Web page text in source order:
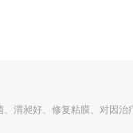
渭昶好、修复粘膜、对因治